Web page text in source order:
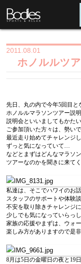
2011.08.01
ホノルルツ
先日、丸の内で今年5回目
ホノルルマラソンツアー説
説明会といいましてもかた
ご参加頂いた方々は、勢い
最近走り始めてチャレンジ
ずっと気になっていて…
などとまずはどんなマラソン
ツアーなのかを聞きに来て
私達は、そこでハワイのお
スタッフのサポートや体験
不安を取り除きチャレンジ
少しでも気になっていらっ
家族の応援やまずは、ウォ
楽しみ方がありますので是
8月は5日の金曜日の夜と19